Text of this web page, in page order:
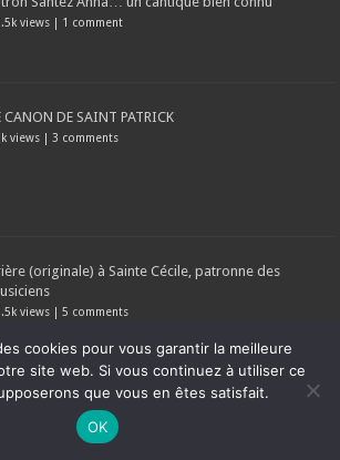
views | 1 comment
CANON DE SAINT PATRICK
views | 3 comments
(originale) à Sainte Cécile, patronne des
views |5 comments
ce mois
Divy : quand une lecture maximaliste de la loi
nouveauté de Bernard Rio "LA REVOLUTION DES
POUR EN SAVOIR PLUS
cookies pour vous garantir la meilleure
site web. Si vous continuez à utiliser ce
que vous en êtes satisfait.
OK